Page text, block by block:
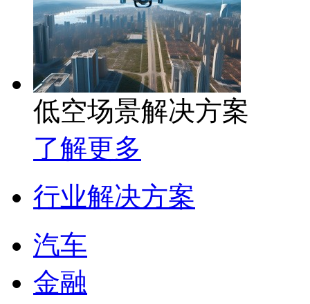
低空场景解决方案
了解更多
行业解决方案
汽车
金融